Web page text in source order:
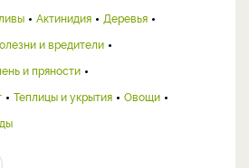
Актинидия
Деревья
и вредители
и пряности
Теплицы и укрытия
Овощи